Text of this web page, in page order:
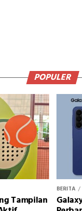
POPULER
Tampilan
BERITA